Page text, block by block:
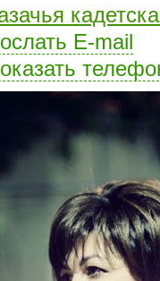
E-mail